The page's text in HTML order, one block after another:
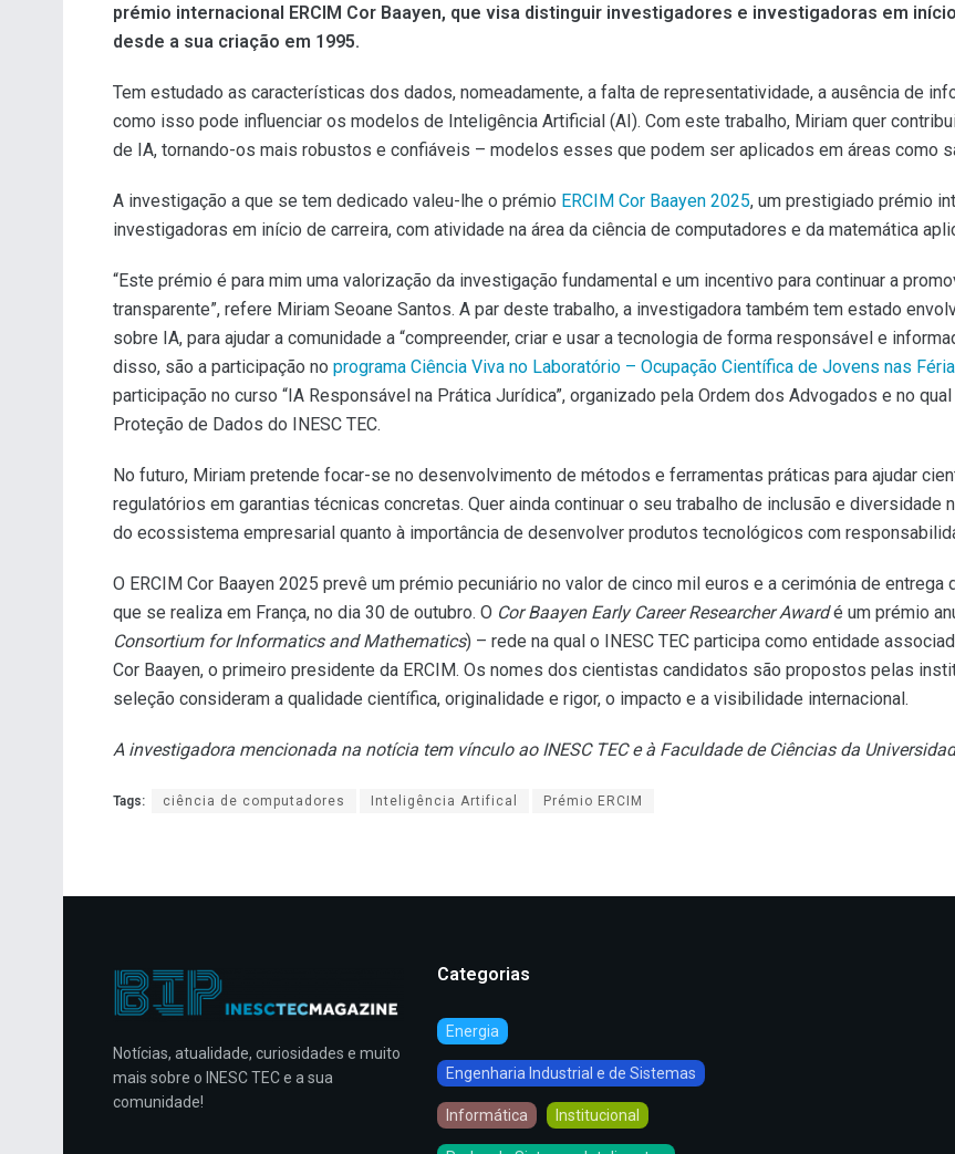
prémio internacional ERCIM Cor Baayen, que visa distinguir investigadores e investigadoras em
desde a sua criação em 1995.
Tem estudado as características dos dados, nomeadamente, a falta de representatividade, a ausência de
como isso pode influenciar os modelos de Inteligência Artificial (AI). Com este trabalho, Miriam quer
de IA, tornando-os mais robustos e confiáveis – modelos esses que podem ser aplicados em áreas como
A investigação a que se tem dedicado valeu-lhe o prémio ERCIM Cor Baayen 2025, um prestigiado prémio
investigadoras em início de carreira, com atividade na área da ciência de computadores e da matemática
“Este prémio é para mim uma valorização da investigação fundamental e um incentivo para continuar a
transparente”, refere Miriam Seoane Santos. A par deste trabalho, a investigadora também tem estado
sobre IA, para ajudar a comunidade a “compreender, criar e usar a tecnologia de forma responsável e
disso, são a participação no programa Ciência Viva no Laboratório – Ocupação Científica de Jovens nas
participação no curso “IA Responsável na Prática Jurídica”, organizado pela Ordem dos Advogados e no
Proteção de Dados do INESC TEC.
No futuro, Miriam pretende focar-se no desenvolvimento de métodos e ferramentas práticas para ajudar
regulatórios em garantias técnicas concretas. Quer ainda continuar o seu trabalho de inclusão e
do ecossistema empresarial quanto à importância de desenvolver produtos tecnológicos com
O ERCIM Cor Baayen 2025 prevê um prémio pecuniário no valor de cinco mil euros e a cerimónia de
que se realiza em França, no dia 30 de outubro. O Cor Baayen Early Career Researcher Award é um prémio
Consortium for Informatics and Mathematics) – rede na qual o INESC TEC participa como entidade
Cor Baayen, o primeiro presidente da ERCIM. Os nomes dos cientistas candidatos são propostos pelas
seleção consideram a qualidade científica, originalidade e rigor, o impacto e a visibilidade internacional.
A investigadora mencionada na notícia tem vínculo ao INESC TEC e à Faculdade de Ciências da
Tags: ciência de computadores Inteligência Artifical Prémio ERCIM
Notícias, atualidade, curiosidades e muito
mais sobre o INESC TEC e a sua
comunidade!
Categorias
Energia
Engenharia Industrial e de Sistemas
Informática Institucional